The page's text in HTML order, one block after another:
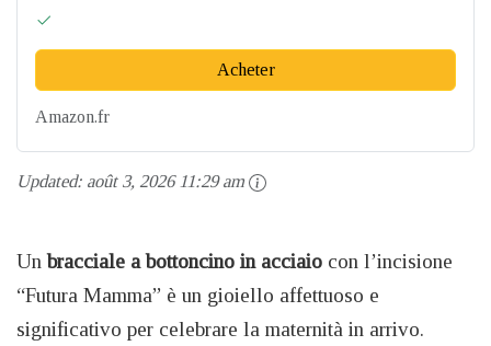
Acheter
Amazon.fr
Updated: août 3, 2026 11:29 am
Unbracciale a bottoncino in acciaio con l’incisione
“Futura Mamma” è un gioiello affettuoso e
significativo per celebrare la maternità in arrivo.